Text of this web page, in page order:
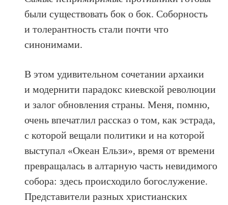
были существовать бок о бок. Соборность
и толерантность стали почти что
синонимами.
В этом удивительном сочетании архаики
и модернити парадокс киевской революции
и залог обновления страны. Меня, помню,
очень впечатлил рассказ о том, как эстрада,
с которой вещали политики и на которой
выступал «Океан Ельзи», время от времени
превращалась в алтарную часть невидимого
собора: здесь происходило богослужение.
Представители разных христианских